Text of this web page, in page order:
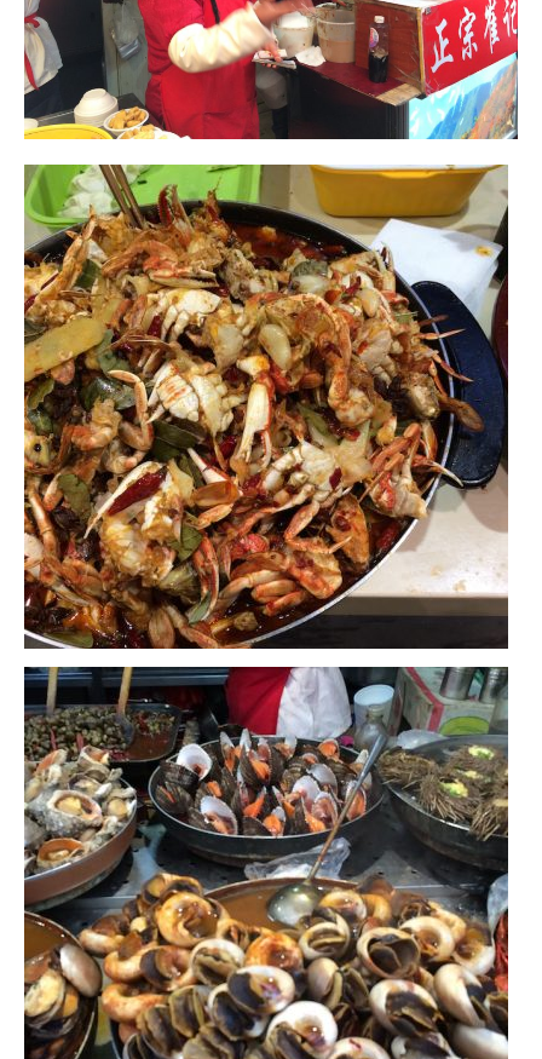
Singapour
Vietnam
Baie d’Halong
Hanoi
Hué
Mai Chau
Mu Cang Chai
Ninh Binh
Quy Nhon
EUROPE
France
La Réunion
Paris
Poitou
Saint-Malo
Savoie
Vendée
Allemagne
Berlin
Munich
Danemark